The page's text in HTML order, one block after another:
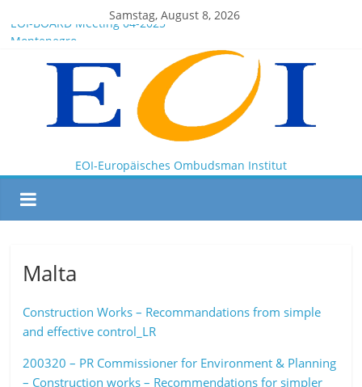
Samstag, August 8, 2026
EOI-BOARD Meeting 04-2025
Montenegro
News for members of the EOI
EOI – General ASSEMBLY 2025 10 28
President Milkov participated in the Doha Conference on
Artificial Intelligence and Human Rights
EOI-Europäisches Ombudsman Institut
Malta
Construction Works – Recommandations from simple
and effective control_LR
200320 – PR Commissioner for Environment & Planning
– Construction works – Recommendations for simpler